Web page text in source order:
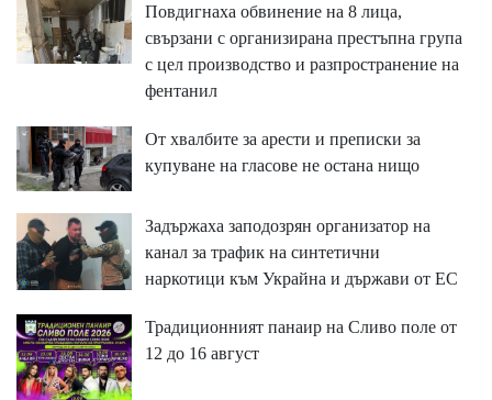
Повдигнаха обвинение на 8 лица,
свързани с организирана престъпна група
с цел производство и разпространение на
фентанил
От хвалбите за арести и преписки за
купуване на гласове не остана нищо
Задържаха заподозрян организатор на
канал за трафик на синтетични
наркотици към Украйна и държави от ЕС
Традиционният панаир на Сливо поле от
12 до 16 август